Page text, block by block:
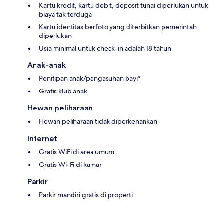
Kartu kredit, kartu debit, deposit tunai diperlukan untuk
biaya tak terduga
Kartu identitas berfoto yang diterbitkan pemerintah
diperlukan
Usia minimal untuk check-in adalah 18 tahun
Anak-anak
Penitipan anak/pengasuhan bayi*
Gratis klub anak
Hewan peliharaan
Hewan peliharaan tidak diperkenankan
Internet
Gratis WiFi di area umum
Gratis Wi-Fi di kamar
Parkir
Parkir mandiri gratis di properti